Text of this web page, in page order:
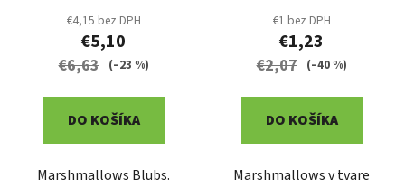
€4,15 bez DPH
€5,10
€6,63 (–23 %)
DO KOŠÍKA
Marshmallows Blubs.
€1 bez DPH
€1,23
€2,07 (–40 %)
DO KOŠÍKA
Marshmallows v tvare